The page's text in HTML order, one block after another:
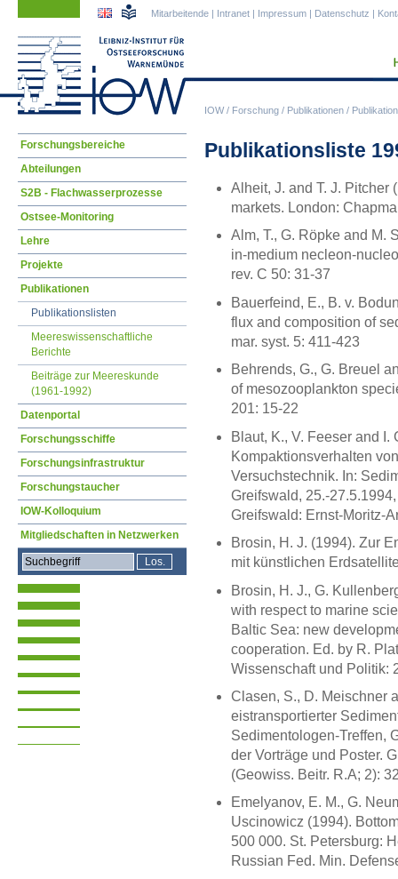
IOW/ Forschung / Publikationen /
Mitarbeitende | Intranet | Impressum | Datenschutz |
Publikationsliste
Alheit, J. and T. J. Pitcher
markets. London:
Alm, T., G. Röpke and M.
in-medium necleon-
rev. C 50: 31-37
Bauerfeind, E., B. v.
flux and composition of
mar. syst. 5: 411-423
Behrends, G., G. Breuel
of mesozooplankton
201: 15-22
Blaut, K., V. Feeser and
Kompaktionsverhalten
Versuchstechnik. In:
Greifswald, 25.-
Greifswald: Ernst-Moritz-
Brosin, H. J. (1994). Zur
mit künstlichen
Brosin, H. J., G.
with respect to marine
Baltic Sea: new
cooperation. Ed. by R.
Wissenschaft und Politik:
Clasen, S., D. Meischner
eistransportierter
Sedimentologen-Treffen,
der Vorträge und Poster.
(Geowiss. Beitr. R.A; 2):
Emelyanov, E. M., G.
Uscinowicz (1994).
500 000. St. Petersburg:
Russian Fed. Min.
Navigation
überspringen
Forschungsbereiche
Abteilungen
S2B - Flachwasserprozesse
Ostsee-Monitoring
Lehre
Projekte
Publikationen
Publikationslisten
Meereswissenschaftliche
Berichte
Beiträge zur Meereskunde
(1961-1992)
Datenportal
Forschungsschiffe
Forschungsinfrastruktur
Forschungstaucher
IOW-Kolloquium
Mitgliedschaften in Netzwerken